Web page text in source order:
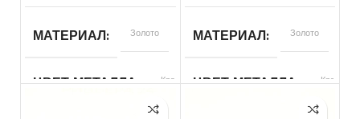
МАТЕРИАЛ Золото
ЦВЕТ МЕТАЛЛА Красный
МАТЕРИАЛ Золото
ЦВЕТ МЕТАЛЛА Красный